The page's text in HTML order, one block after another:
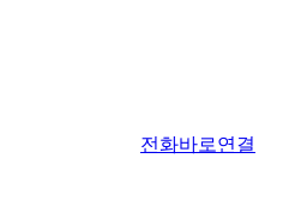
전화바로연결